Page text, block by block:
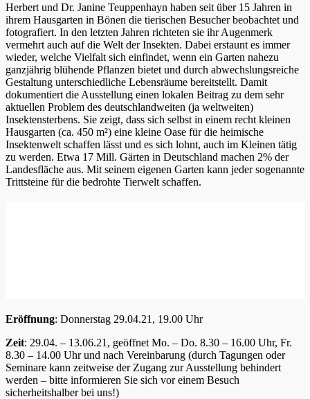
Herbert und Dr. Janine Teuppenhayn haben seit über 15 Jahren in
ihrem Hausgarten in Bönen die tierischen Besucher beobachtet und
fotografiert. In den letzten Jahren richteten sie ihr Augenmerk
vermehrt auch auf die Welt der Insekten. Dabei erstaunt es immer
wieder, welche Vielfalt sich einfindet, wenn ein Garten nahezu
ganzjährig blühende Pflanzen bietet und durch abwechslungsreiche
Gestaltung unterschiedliche Lebensräume bereitstellt. Damit
dokumentiert die Ausstellung einen lokalen Beitrag zu dem sehr
aktuellen Problem des deutschlandweiten (ja weltweiten)
Insektensterbens. Sie zeigt, dass sich selbst in einem recht kleinen
Hausgarten (ca. 450 m²) eine kleine Oase für die heimische
Insektenwelt schaffen lässt und es sich lohnt, auch im Kleinen tätig
zu werden. Etwa 17 Mill. Gärten in Deutschland machen 2% der
Landesfläche aus. Mit seinem eigenen Garten kann jeder sogenannte
Trittsteine für die bedrohte Tierwelt schaffen.
Eröffnung: Donnerstag 29.04.21, 19.00 Uhr
Zeit: 29.04. – 13.06.21, geöffnet Mo. – Do. 8.30 – 16.00 Uhr, Fr.
8.30 – 14.00 Uhr und nach Vereinbarung (durch Tagungen oder
Seminare kann zeitweise der Zugang zur Ausstellung behindert
werden – bitte informieren Sie sich vor einem Besuch
sicherheitshalber bei uns!)